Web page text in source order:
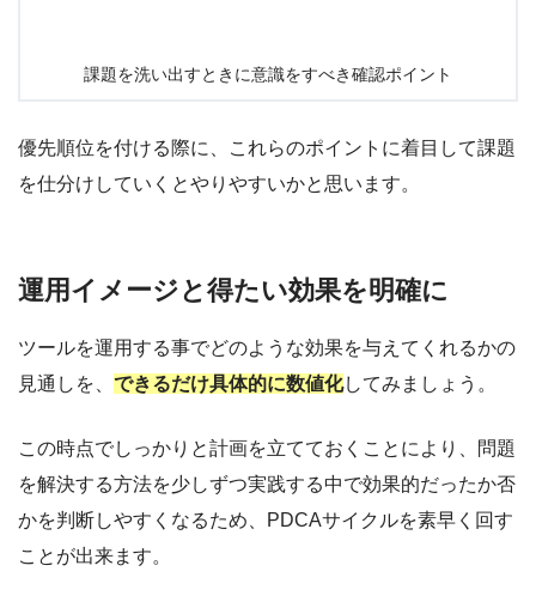
課題を洗い出すときに意識をすべき確認ポイント
優先順位を付ける際に、これらのポイントに着目して課題
を仕分けしていくとやりやすいかと思います。
運用イメージと得たい効果を明確に
ツールを運用する事でどのような効果を与えてくれるかの
見通しを、 できるだけ具体的に数値化してみましょう。
この時点でしっかりと計画を立てておくことにより、問題
を解決する方法を少しずつ実践する中で効果的だったか否
かを判断しやすくなるため、PDCAサイクルを素早く回す
ことが出来ます。